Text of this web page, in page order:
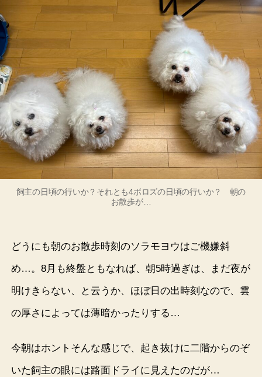
飼主の日頃の行いか？それとも4ボロズの日頃の行いか？ 朝の
お散歩が…
どうにも朝のお散歩時刻のソラモヨウはご機嫌斜
め…。8月も終盤ともなれば、朝5時過ぎは、まだ夜が
明けきらない、と云うか、ほぼ日の出時刻なので、雲
の厚さによっては薄暗かったりする…
今朝はホントそんな感じで、起き抜けに二階からのぞ
いた飼主の眼には路面ドライに見えたのだが…